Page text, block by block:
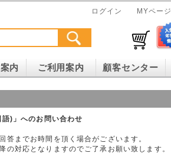
ログイン MYページ
内 ご利用案内 顧客センター
)」へのお問い合わせ
答までお時間を頂く場合がございます。
の対応となりますのでご了承お願い致します。